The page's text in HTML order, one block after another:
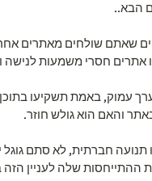
הבא..
שאתם שולחים מאתרים
חסרי משמעות לנישה
ערך עמוק, באמת תשקיעו
והאם הוא גולש חוזר.
תנועה חברתית, לא סתם
ההתייחסות שלה לעניין הזה